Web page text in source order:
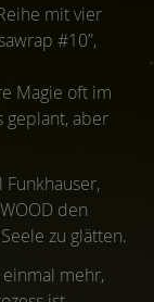
mit vier
#10”,
Magie oft im
geplant, aber
den
zu glätten.
mehr,